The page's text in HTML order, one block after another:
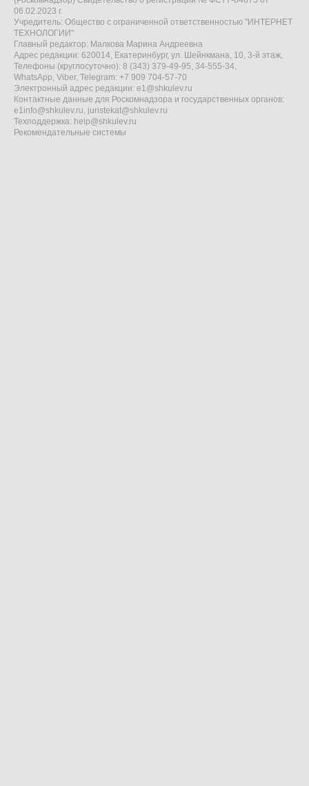
06.02.2023 г.
Учредитель: Общество с ограниченной ответственностью "ИНТЕРНЕТ
ТЕХНОЛОГИИ"
Главный редактор: Малкова Марина Андреевна
Адрес редакции: 620014, Екатеринбург, ул. Шейнкмана, 10, 3-й этаж,
Телефоны (круглосуточно): 8 (343) 379-49-95, 34-555-34,
WhatsApp, Viber, Telegram: +7 909 704-57-70
Электронный адрес редакции: e1@shkulev.ru
Контактные данные для Роскомнадзора и государственных органов:
e1info@shkulev.ru, juristekat@shkulev.ru
Техподдержка: help@shkulev.ru
Рекомендательные системы